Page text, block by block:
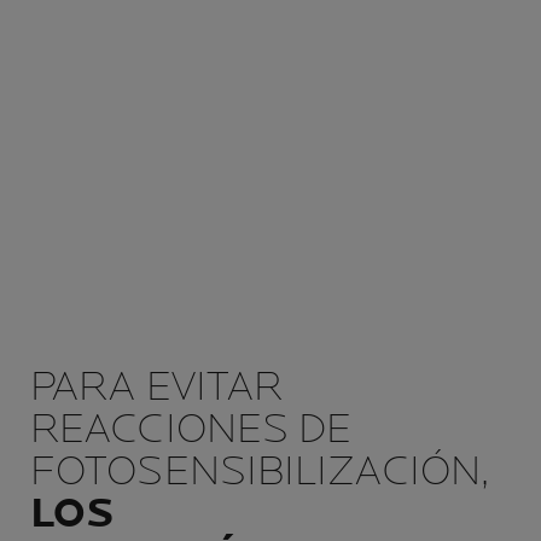
PARA EVITAR
REACCIONES DE
FOTOSENSIBILIZACIÓN,
LOS